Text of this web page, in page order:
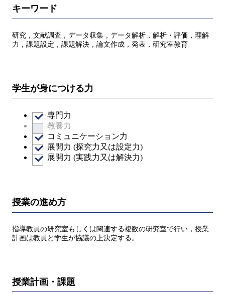
キーワード
研究，文献調査，データ収集，データ解析，解析・評価，理解
力，課題設定，課題解決，論文作成，発表，研究室教育
学生が身につける力
専門力
教養力
コミュニケーション力
展開力 (探究力又は設定力)
展開力 (実践力又は解決力)
授業の進め方
指導教員の研究室もしくは関連する複数の研究室で行い，授業
計画は教員と学生が協議の上決定する。
授業計画・課題